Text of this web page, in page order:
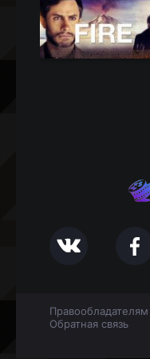
Правообладателям
Обратная связь